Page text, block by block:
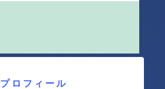
プロフィール